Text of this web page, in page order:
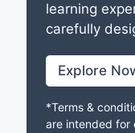
learning
carefully
Explore
*Terms &
are intended for